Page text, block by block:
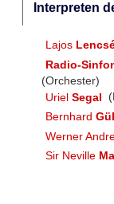
Interpreten
Lajos
Radio-
(Orchester)
Uriel Segal
Bernhard
Werner
Sir Neville